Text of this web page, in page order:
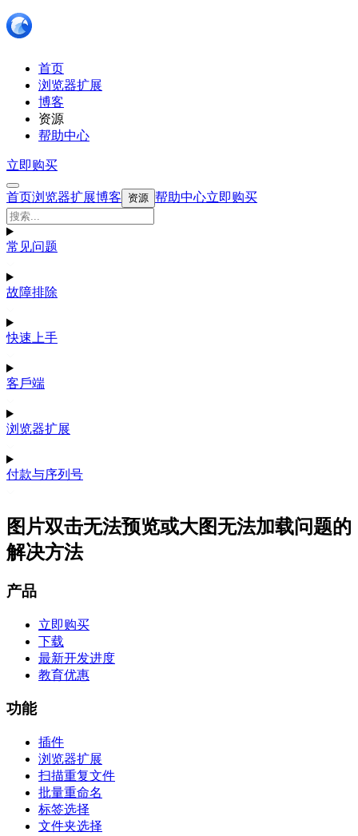
首页
浏览器扩展
博客
资源
帮助中心
立即购买
首页浏览器扩展博客 资源 帮助中心立即购买
常见问题
故障排除
快速上手
客戶端
浏览器扩展
付款与序列号
图片双击无法预览或大图无法加载问题的
解决方法
产品
立即购买
下载
最新开发进度
教育优惠
功能
插件
浏览器扩展
扫描重复文件
批量重命名
标签选择
文件夹选择